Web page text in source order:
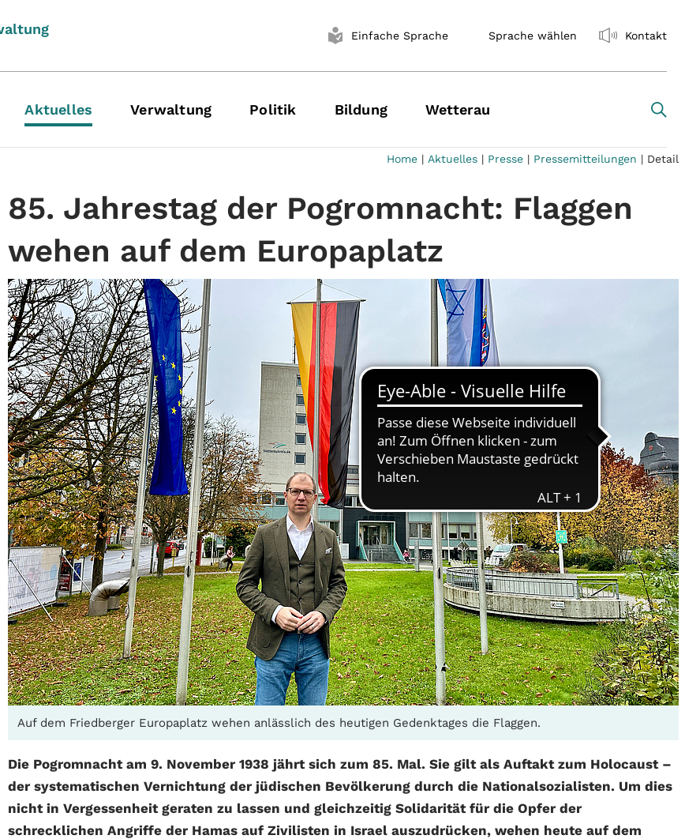
Einfache Sprache Sprache wählen Kontakt
Aktuelles Verwaltung Politik Bildung Wetterau
Home| Aktuelles| Presse| Pressemitteilungen | Detail
85. Jahrestag der Pogromnacht: Flaggen
wehen auf dem Europaplatz
Auf dem Friedberger Europaplatz wehen anlässlich des heutigen Gedenktages die Flaggen.
Die Pogromnacht am 9. November 1938 jährt sich zum 85. Mal. Sie gilt als Auftakt zum Holocaust –
der systematischen Vernichtung der jüdischen Bevölkerung durch die Nationalsozialisten. Um dies
nicht in Vergessenheit geraten zu lassen und gleichzeitig Solidarität für die Opfer der
schrecklichen Angriffe der Hamas auf Zivilisten in Israel auszudrücken, wehen heute auf dem